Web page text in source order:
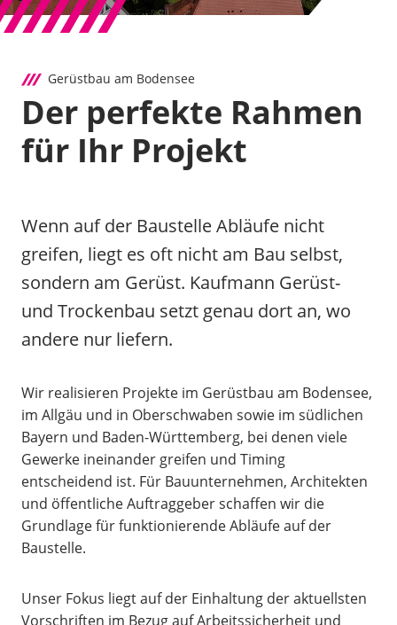
Gerüstbau am Bodensee
Der perfekte Rahmen
für Ihr Projekt
Wenn auf der Baustelle Abläufe nicht
greifen, liegt es oft nicht am Bau selbst,
sondern am Gerüst. Kaufmann Gerüst-
und Trockenbau setzt genau dort an, wo
andere nur liefern.
Wir realisieren Projekte im Gerüstbau am Bodensee,
im Allgäu und in Oberschwaben sowie im südlichen
Bayern und Baden-Württemberg, bei denen viele
Gewerke ineinander greifen und Timing
entscheidend ist. Für Bauunternehmen, Architekten
und öffentliche Auftraggeber schaffen wir die
Grundlage für funktionierende Abläufe auf der
Baustelle.
Unser Fokus liegt auf der Einhaltung der aktuellsten
Vorschriften im Bezug auf Arbeitssicherheit und